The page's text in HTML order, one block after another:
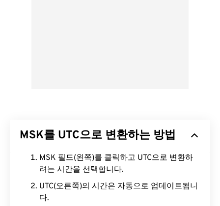
MSK를 UTC으로 변환하는 방법
MSK 필드(왼쪽)를 클릭하고 UTC으로 변환하
려는 시간을 선택합니다.
UTC(오른쪽)의 시간은 자동으로 업데이트됩니
다.